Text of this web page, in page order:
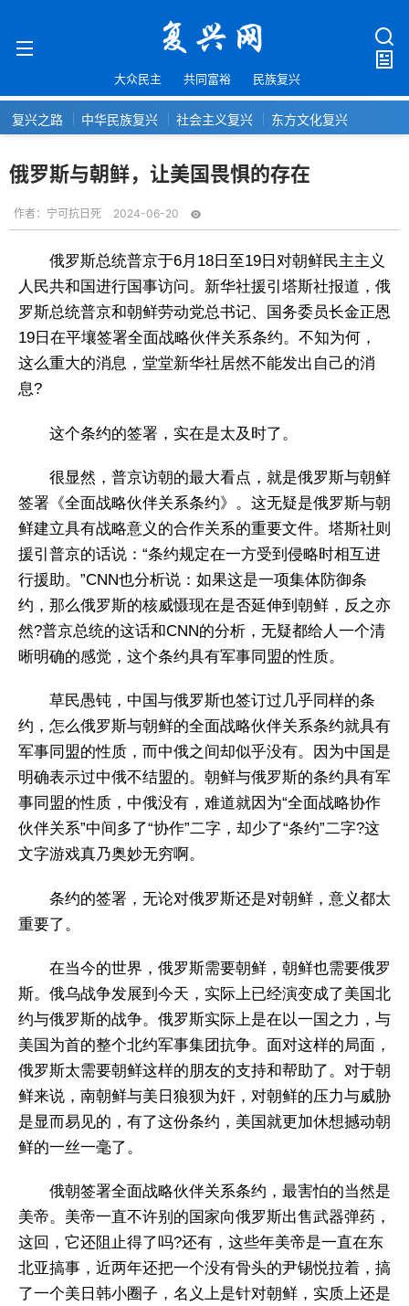
大众民主 共同富裕 民族复兴
复兴之路 中华民族复兴 社会主义复兴 东方文化复兴
俄罗斯与朝鲜，让美国畏惧的存在
作者： 宁可抗日死 2024-06-20
俄罗斯总统普京于6月18日至19日对朝鲜民主主义
人民共和国进行国事访问。新华社援引塔斯社报道，俄
罗斯总统普京和朝鲜劳动党总书记、国务委员长金正恩
19日在平壤签署全面战略伙伴关系条约。不知为何，
这么重大的消息，堂堂新华社居然不能发出自己的消
息?
这个条约的签署，实在是太及时了。
很显然，普京访朝的最大看点，就是俄罗斯与朝鲜
签署《全面战略伙伴关系条约》。这无疑是俄罗斯与朝
鲜建立具有战略意义的合作关系的重要文件。塔斯社则
援引普京的话说：“条约规定在一方受到侵略时相互进
行援助。”CNN也分析说：如果这是一项集体防御条
约，那么俄罗斯的核威慑现在是否延伸到朝鲜，反之亦
然?普京总统的这话和CNN的分析，无疑都给人一个清
晰明确的感觉，这个条约具有军事同盟的性质。
草民愚钝，中国与俄罗斯也签订过几乎同样的条
约，怎么俄罗斯与朝鲜的全面战略伙伴关系条约就具有
军事同盟的性质，而中俄之间却似乎没有。因为中国是
明确表示过中俄不结盟的。朝鲜与俄罗斯的条约具有军
事同盟的性质，中俄没有，难道就因为“全面战略协作
伙伴关系”中间多了“协作”二字，却少了“条约”二字?这
文字游戏真乃奥妙无穷啊。
条约的签署，无论对俄罗斯还是对朝鲜，意义都太
重要了。
在当今的世界，俄罗斯需要朝鲜，朝鲜也需要俄罗
斯。俄乌战争发展到今天，实际上已经演变成了美国北
约与俄罗斯的战争。俄罗斯实际上是在以一国之力，与
美国为首的整个北约军事集团抗争。面对这样的局面，
俄罗斯太需要朝鲜这样的朋友的支持和帮助了。对于朝
鲜来说，南朝鲜与美日狼狈为奸，对朝鲜的压力与威胁
是显而易见的，有了这份条约，美国就更加休想撼动朝
鲜的一丝一毫了。
俄朝签署全面战略伙伴关系条约，最害怕的当然是
美帝。美帝一直不许别的国家向俄罗斯出售武器弹药，
这回，它还阻止得了吗?还有，这些年美帝是一直在东
北亚搞事，近两年还把一个没有骨头的尹锡悦拉着，搞
了一个美日韩小圈子，名义上是针对朝鲜，实质上还是